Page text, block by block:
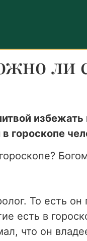
ли
избежать
гороскопе
То есть
есть в
что он